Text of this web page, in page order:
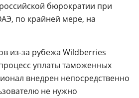
бюрократии при
по крайней мере, на
из-за рубежа Wildberries
уплаты таможенных
внедрен непосредственно
не нужно